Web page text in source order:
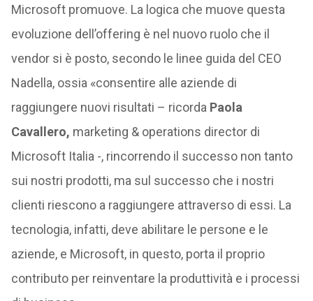
Microsoft promuove. La logica che muove questa
evoluzione dell’offering è nel nuovo ruolo che il
vendor si è posto, secondo le linee guida del CEO
Nadella, ossia «consentire alle aziende di
raggiungere nuovi risultati – ricorda Paola
Cavallero, marketing & operations director di
Microsoft Italia -, rincorrendo il successo non tanto
sui nostri prodotti, ma sul successo che i nostri
clienti riescono a raggiungere attraverso di essi. La
tecnologia, infatti, deve abilitare le persone e le
aziende, e Microsoft, in questo, porta il proprio
contributo per reinventare la produttività e i processi